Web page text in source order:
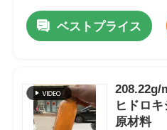
ベストプライス
208.22g/
ヒドロ
原材料